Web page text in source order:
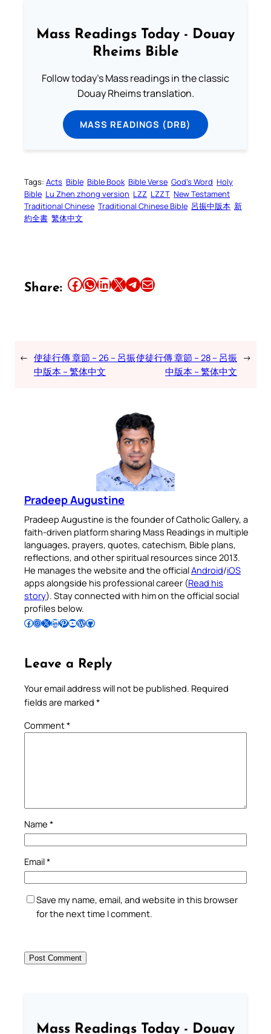
Mass Readings Today - Douay
Rheims Bible
Follow today's Mass readings in the classic
Douay Rheims translation.
MASS READINGS (DRB)
Tags: Acts Bible Bible Book Bible Verse God’s Word Holy
Bible Lu Zhen zhong version LZZ LZZT New Testament
Traditional Chinese Traditional Chinese Bible 呂振中版本 新
約全書 繁体中文
Share: Share this article on Facebook Share this article on WhatsApp Share this article on LinkedIn Share this article on X Share this article on TelegramEmail this Article
← 使徒行傳 章節 – 26 – 呂振
中版本 – 繁体中文
使徒行傳 章節 – 28 – 呂振
中版本 – 繁体中文
→
Pradeep Augustine
Pradeep Augustine is the founder of Catholic Gallery, a
faith-driven platform sharing Mass Readings in multiple
languages, prayers, quotes, catechism, Bible plans,
reflections, and other spiritual resources since 2013.
He manages the website and the officialAndroid/iOS
apps alongside his professional career (Read his
story). Stay connected with him on the official social
profiles below.
Follow Pradeep on Facebook Follow Pradeep on InstagramFollow Pradeep on X Follow Pradeep on LinkedIn Follow Pradeep on Pinterest Subscribe to Pradeep’s Youtube Channel Follow Pradeep on WordPress Follow Pradeep on GitHub
Leave a Reply
Your email address will not be published. Required
fields are marked *
Comment*
Name *
Email*
Save my name, email, and website in this browser
for the next time I comment.
Mass Readings Today - Douay